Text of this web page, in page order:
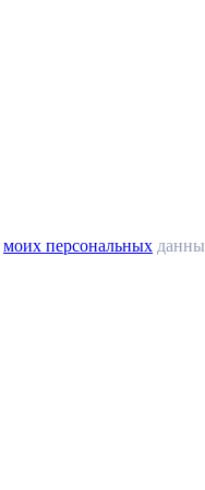
моих персональных